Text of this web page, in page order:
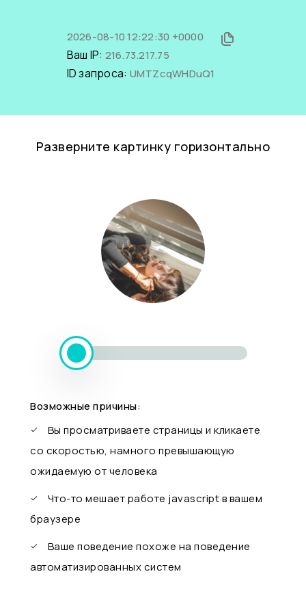
2026-08-10 12:22:30 +0000
Ваш IP: 216.73.217.75
ID запроса: UMTZcqWHDuQ1
Разверните картинку горизонтально
Возможные причины:
Вы просматриваете страницы и кликаете
со скоростью, намного превышающую
ожидаемую от человека
Что-то мешает работе javascript в вашем
браузере
Ваше поведение похоже на поведение
автоматизированных систем